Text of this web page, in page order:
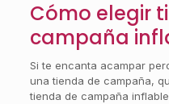
Cómo elegir
campaña
Si te encanta acampar
una tienda de campaña,
tienda de campaña